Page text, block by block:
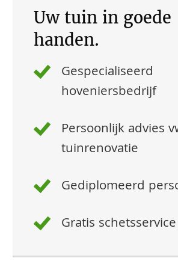
Uw tuin in goede
handen.
Gespecialiseerd
hoveniersbedrijf
Persoonlijk advies
tuinrenovatie
Gediplomeerd
Gratis schetsservice